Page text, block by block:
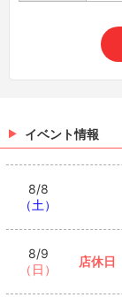
イベント情報
8/8
（土）
8/9
（日）
店休日